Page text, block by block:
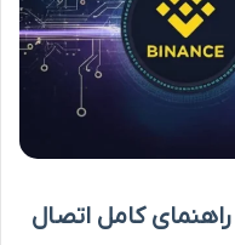
کامل اتصال